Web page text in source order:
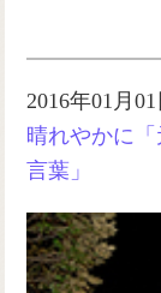
2016年01月01
晴れやかに
言葉」